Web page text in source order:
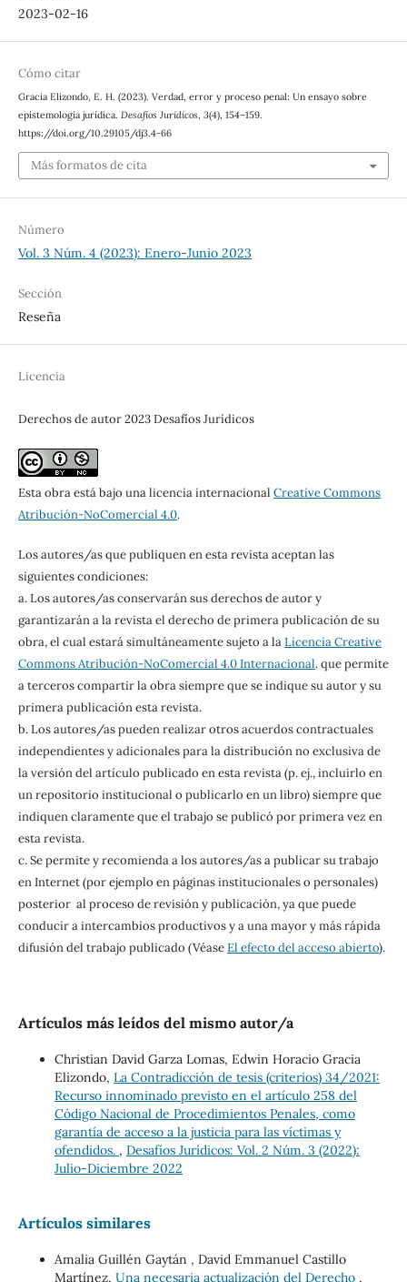
2023-02-16
Cómo citar
Gracia Elizondo, E. H. (2023). Verdad, error y proceso penal: Un ensayo sobre
epistemología jurídica. Desafíos Jurídicos, 3(4), 154–159.
https://doi.org/10.29105/dj3.4-66
Más formatos de cita
Número
Vol. 3 Núm. 4 (2023): Enero-Junio 2023
Sección
Reseña
Licencia
Derechos de autor 2023 Desafíos Jurídicos
Esta obra está bajo una licencia internacional Creative Commons
Atribución-NoComercial 4.0.
Los autores/as que publiquen en esta revista aceptan las
siguientes condiciones:
a. Los autores/as conservarán sus derechos de autor y
garantizarán a la revista el derecho de primera publicación de su
obra, el cual estará simultáneamente sujeto a laLicencia Creative
Commons Atribución-NoComercial 4.0 Internacional. que permite
a terceros compartir la obra siempre que se indique su autor y su
primera publicación esta revista.
b. Los autores/as pueden realizar otros acuerdos contractuales
independientes y adicionales para la distribución no exclusiva de
la versión del artículo publicado en esta revista (p. ej., incluirlo en
un repositorio institucional o publicarlo en un libro) siempre que
indiquen claramente que el trabajo se publicó por primera vez en
esta revista.
c. Se permite y recomienda a los autores/as a publicar su trabajo
en Internet (por ejemplo en páginas institucionales o personales)
posterior al proceso de revisión y publicación, ya que puede
conducir a intercambios productivos y a una mayor y más rápida
difusión del trabajo publicado (VéaseEl efecto del acceso abierto).
Artículos más leídos del mismo autor/a
Christian David Garza Lomas, Edwin Horacio Gracia
Elizondo, La Contradicción de tesis (criterios) 34/2021:
Recurso innominado previsto en el artículo 258 del
Código Nacional de Procedimientos Penales, como
garantía de acceso a la justicia para las víctimas y
ofendidos. , Desafíos Jurídicos: Vol. 2 Núm. 3 (2022):
Julio-Diciembre 2022
Artículos similares
Amalia Guillén Gaytán , David Emmanuel Castillo
Martínez, Una necesaria actualización del Derecho ,